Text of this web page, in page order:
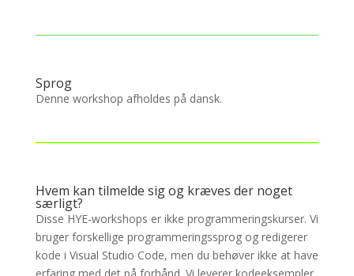
Sprog
Denne workshop afholdes på dansk.
Hvem kan tilmelde sig og kræves der noget
særligt?
Disse HYE-workshops er ikke programmeringskurser. Vi
bruger forskellige programmeringssprog og redigerer
kode i Visual Studio Code, men du behøver ikke at have